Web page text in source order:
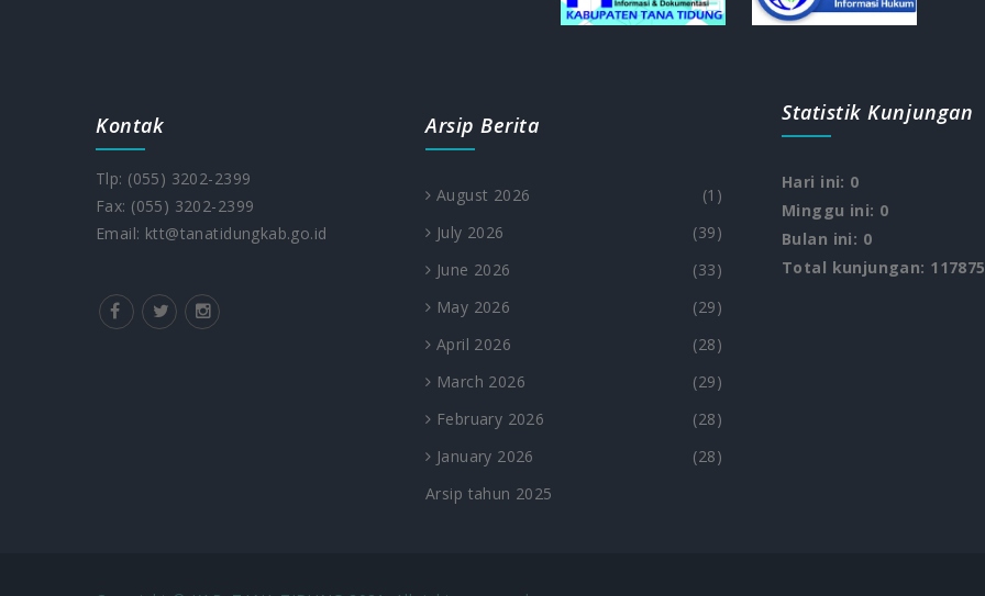
Kontak
Tlp: (055) 3202-2399
Fax: (055) 3202-2399
Email: ktt@tanatidungkab.go.id
Arsip Berita
August 2026
(1)
July 2026
(39)
June 2026
(33)
May 2026
(29)
April 2026
(28)
March 2026
(29)
February 2026
(28)
January 2026
(28)
Arsip tahun 2025
Statistik Kunjungan
Hari ini: 0
Minggu ini: 0
Bulan ini: 0
Total kunjungan: 117875